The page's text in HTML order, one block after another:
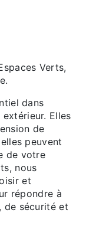
Verts,
dans
Elles
de
peuvent
de votre
nous
et
répondre à
de sécurité et